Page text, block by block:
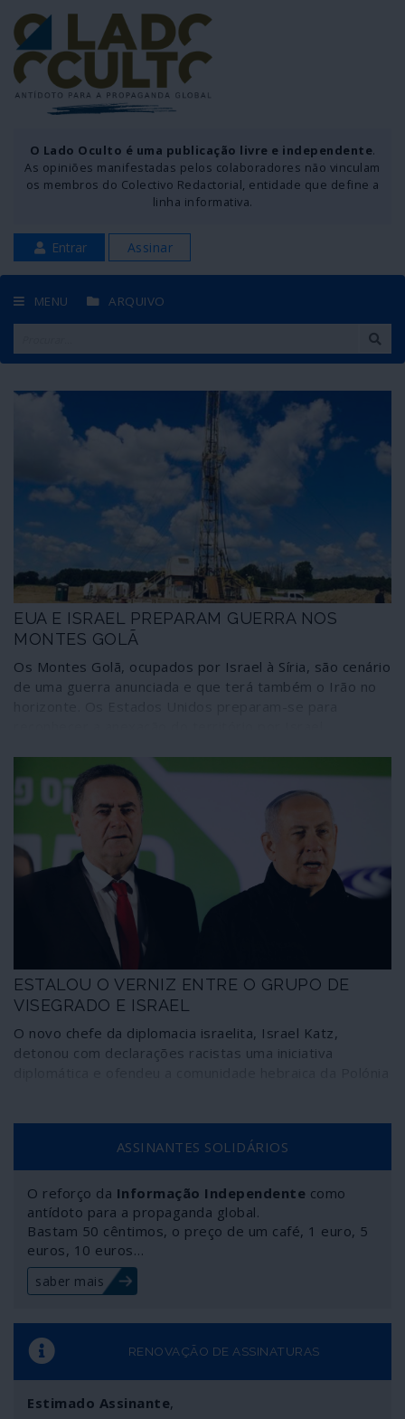
O Lado Oculto é uma publicação livre e independente.
As opiniões manifestadas pelos colaboradores não vinculam
os membros do Colectivo Redactorial, entidade que define a
linha informativa.
Entrar Assinar
MENU ARQUIVO
EUA E ISRAEL PREPARAM GUERRA NOS
MONTES GOLÃ
Os Montes Golã, ocupados por Israel à Síria, são cenário
de uma guerra anunciada e que terá também o Irão no
importantes reservas de petróleo que Washington e
Telavive acordaram explorar em consórcio. A anexação,
além de violar o direito internacional, poderá ser o
detonador de nova fase da guerra contra a Síria, que os
Estados Unidos e Israel desejarão estender contra o
Irão e o Hezbollah libanês.
ESTALOU O VERNIZ ENTRE O GRUPO DE
VISEGRADO E ISRAEL
O novo chefe da diplomacia israelita, Israel Katz,
detonou com declarações racistas uma iniciativa
ASSINANTES SOLIDÁRIOS
O reforço da Informação Independente como
antídoto para a propaganda global.
Bastam 50 cêntimos, o preço de um café, 1 euro, 5
euros, 10 euros…
saber mais
RENOVAÇÃO DE ASSINATURAS
Estimado Assinante,